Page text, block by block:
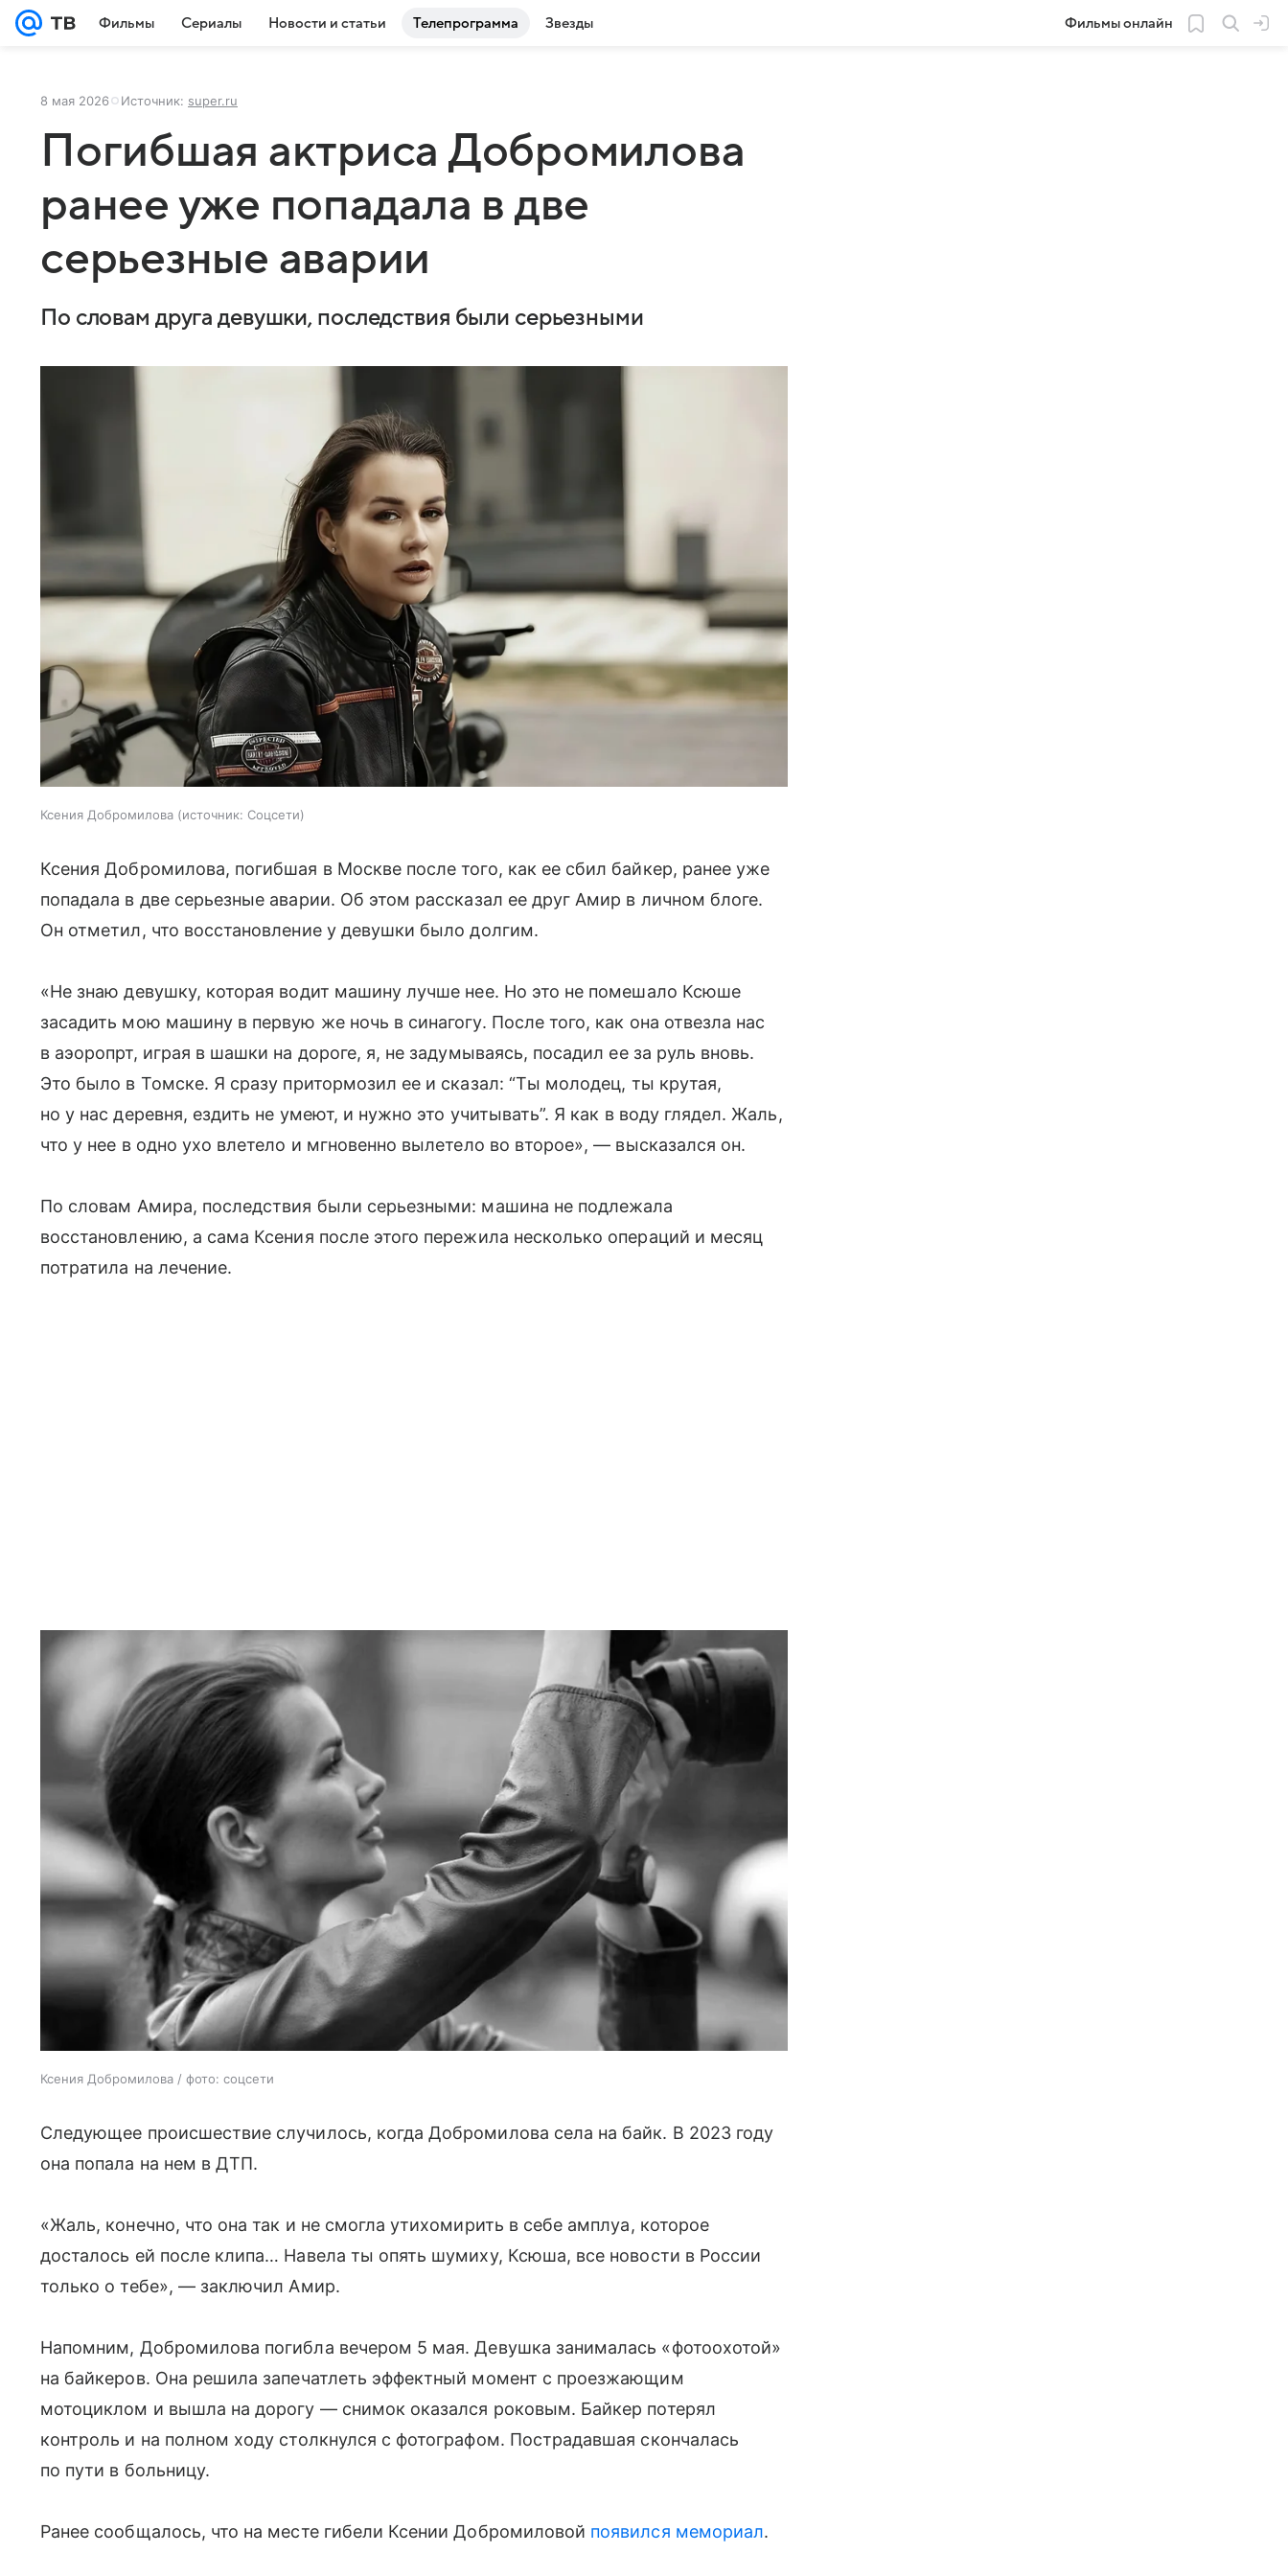
Фильмы Сериалы Новости и статьи Телепрограмма Звезды Фильмы онлайн
8 мая 2026 Источник: super.ru
Погибшая актриса Добромилова
ранее уже попадала в две
серьезные аварии
По словам друга девушки, последствия были серьезными
Ксения Добромилова источник: Соцсети
Ксения Добромилова, погибшая в Москве после того, как ее сбил байкер, ранее уже
попадала в две серьезные аварии. Об этом рассказал ее друг Амир в личном блоге.
Он отметил, что восстановление у девушки было долгим.
«Не знаю девушку, которая водит машину лучше нее. Но это не помешало Ксюше
засадить мою машину в первую же ночь в синагогу. После того, как она отвезла нас
в аэоропрт, играя в шашки на дороге, я, не задумываясь, посадил ее за руль вновь.
Это было в Томске. Я сразу притормозил ее и сказал: “Ты молодец, ты крутая,
но у нас деревня, ездить не умеют, и нужно это учитывать”. Я как в воду глядел. Жаль,
что у нее в одно ухо влетело и мгновенно вылетело во второе», — высказался он.
По словам Амира, последствия были серьезными: машина не подлежала
восстановлению, а сама Ксения после этого пережила несколько операций и месяц
потратила на лечение.
Ксения Добромилова / фото: соцсети
Следующее происшествие случилось, когда Добромилова села на байк. В 2023 году
она попала на нем в ДТП.
«Жаль, конечно, что она так и не смогла утихомирить в себе амплуа, которое
досталось ей после клипа… Навела ты опять шумиху, Ксюша, все новости в России
только о тебе», — заключил Амир.
Напомним, Добромилова погибла вечером 5 мая. Девушка занималась «фотоохотой»
на байкеров. Она решила запечатлеть эффектный момент с проезжающим
мотоциклом и вышла на дорогу — снимок оказался роковым. Байкер потерял
контроль и на полном ходу столкнулся с фотографом. Пострадавшая скончалась
по пути в больницу.
Ранее сообщалось, что на месте гибели Ксении Добромиловой появился мемориал.